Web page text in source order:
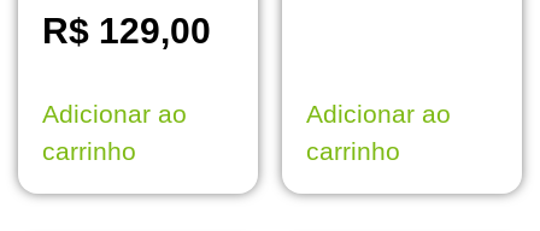
R$ 129,00
Adicionar ao
carrinho
Adicionar ao
carrinho